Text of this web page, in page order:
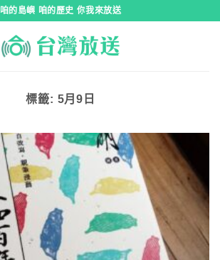
咱的島嶼 咱的歷史 你我來放送
標籤: 5月9日